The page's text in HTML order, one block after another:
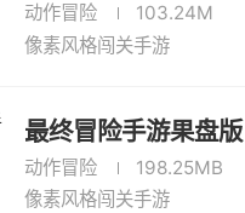
动作冒险
103.24M
像素风格闯关手游
最终冒险手游果盘版
动作冒险
198.25MB
像素风格闯关手游